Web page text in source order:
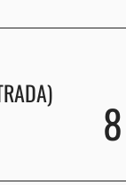
8